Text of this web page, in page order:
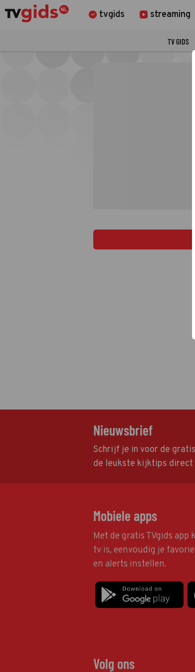
tvgids streaming
TV GIDS
Nieuwsbrief
Schrijf je in voor de
de leukste kijktips direct
Mobiele apps
Met de gratis TVgids app
tv is, eenvoudig je
en alerts instellen.
Volg ons